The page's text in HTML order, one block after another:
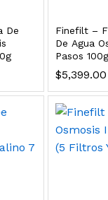
De
Finefilt –
De Agua
Pasos
$5,399.00
Cepillado | Agua
Welltek WT-